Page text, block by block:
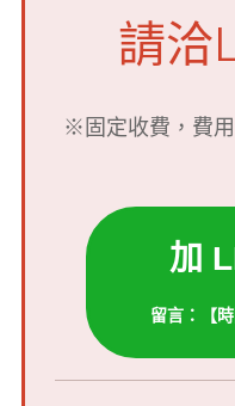
請洽
※固定收費，費
加
留言：【